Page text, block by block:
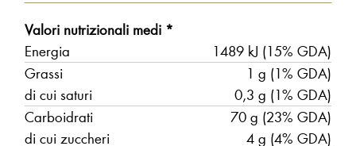
Valori nutrizionali medi *
Energia
1489 kJ (15% GDA)
Grassi
1 g (1% GDA)
di cui saturi
0,3 g (1% GDA)
Carboidrati
70 g (23% GDA)
di cui zuccheri
4 g (4% GDA)